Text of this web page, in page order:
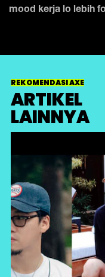
mood kerja lo lebih
REKOMENDASI AXE
ARTIKEL
LAINNYA